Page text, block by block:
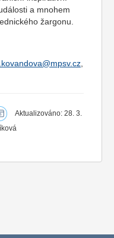
a mnohem
žargonu.
,
Aktualizováno: 28. 3.